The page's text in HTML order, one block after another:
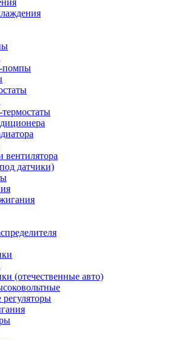
помпы
термостаты
вентилятора
датчики)
(отечественные авто)